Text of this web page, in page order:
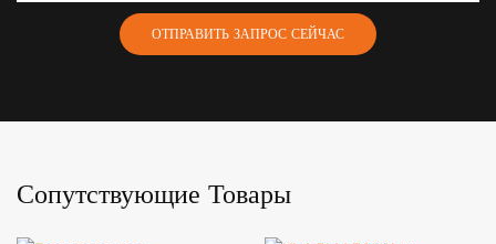
ОТПРАВИТЬ ЗАПРОС СЕЙЧАС
Сопутствующие Товары